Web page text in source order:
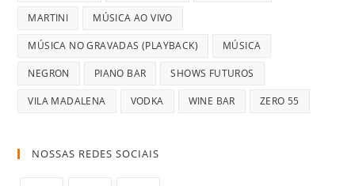
MARTINI MÚSICA AO VIVO
MÚSICA NO GRAVADAS (PLAYBACK) MÚSICA
NEGRON PIANO BAR SHOWS FUTUROS
VILA MADALENA VODKA WINE BAR ZERO 55
NOSSAS REDES SOCIAIS